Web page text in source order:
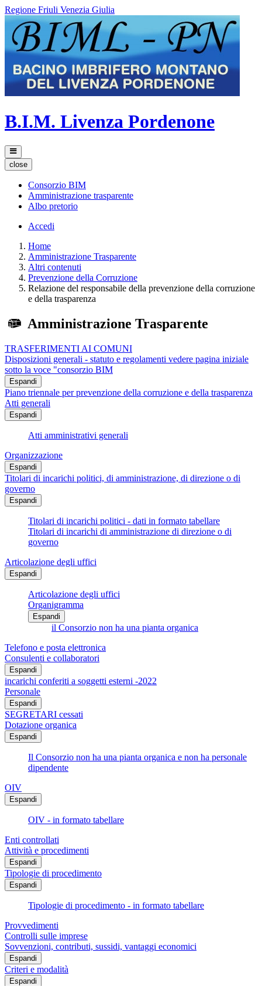
Regione Friuli Venezia Giulia
B.I.M. Livenza Pordenone
close
Consorzio BIM
Amministrazione trasparente
Albo pretorio
Accedi
Home
Amministrazione Trasparente
Altri contenuti
Prevenzione della Corruzione
Relazione del responsabile della prevenzione della corruzione
e della trasparenza
Amministrazione Trasparente
TRASFERIMENTI AI COMUNI
Disposizioni generali - statuto e regolamenti vedere pagina iniziale
sotto la voce "consorzio BIM
Espandi
Piano triennale per prevenzione della corruzione e della trasparenza
Atti generali
Espandi
Atti amministrativi generali
Organizzazione
Espandi
Titolari di incarichi politici, di amministrazione, di direzione o di
governo
Espandi
Titolari di incarichi politici - dati in formato tabellare
Titolari di incarichi di amministrazione di direzione o di
governo
Articolazione degli uffici
Espandi
Articolazione degli uffici
Organigramma
Espandi
il Consorzio non ha una pianta organica
Telefono e posta elettronica
Consulenti e collaboratori
Espandi
incarichi conferiti a soggetti esterni -2022
Personale
Espandi
SEGRETARI cessati
Dotazione organica
Espandi
Il Consorzio non ha una pianta organica e non ha personale
dipendente
OIV
Espandi
OIV - in formato tabellare
Enti controllati
Attività e procedimenti
Espandi
Tipologie di procedimento
Espandi
Tipologie di procedimento - in formato tabellare
Provvedimenti
Controlli sulle imprese
Sovvenzioni, contributi, sussidi, vantaggi economici
Espandi
Criteri e modalità
Espandi